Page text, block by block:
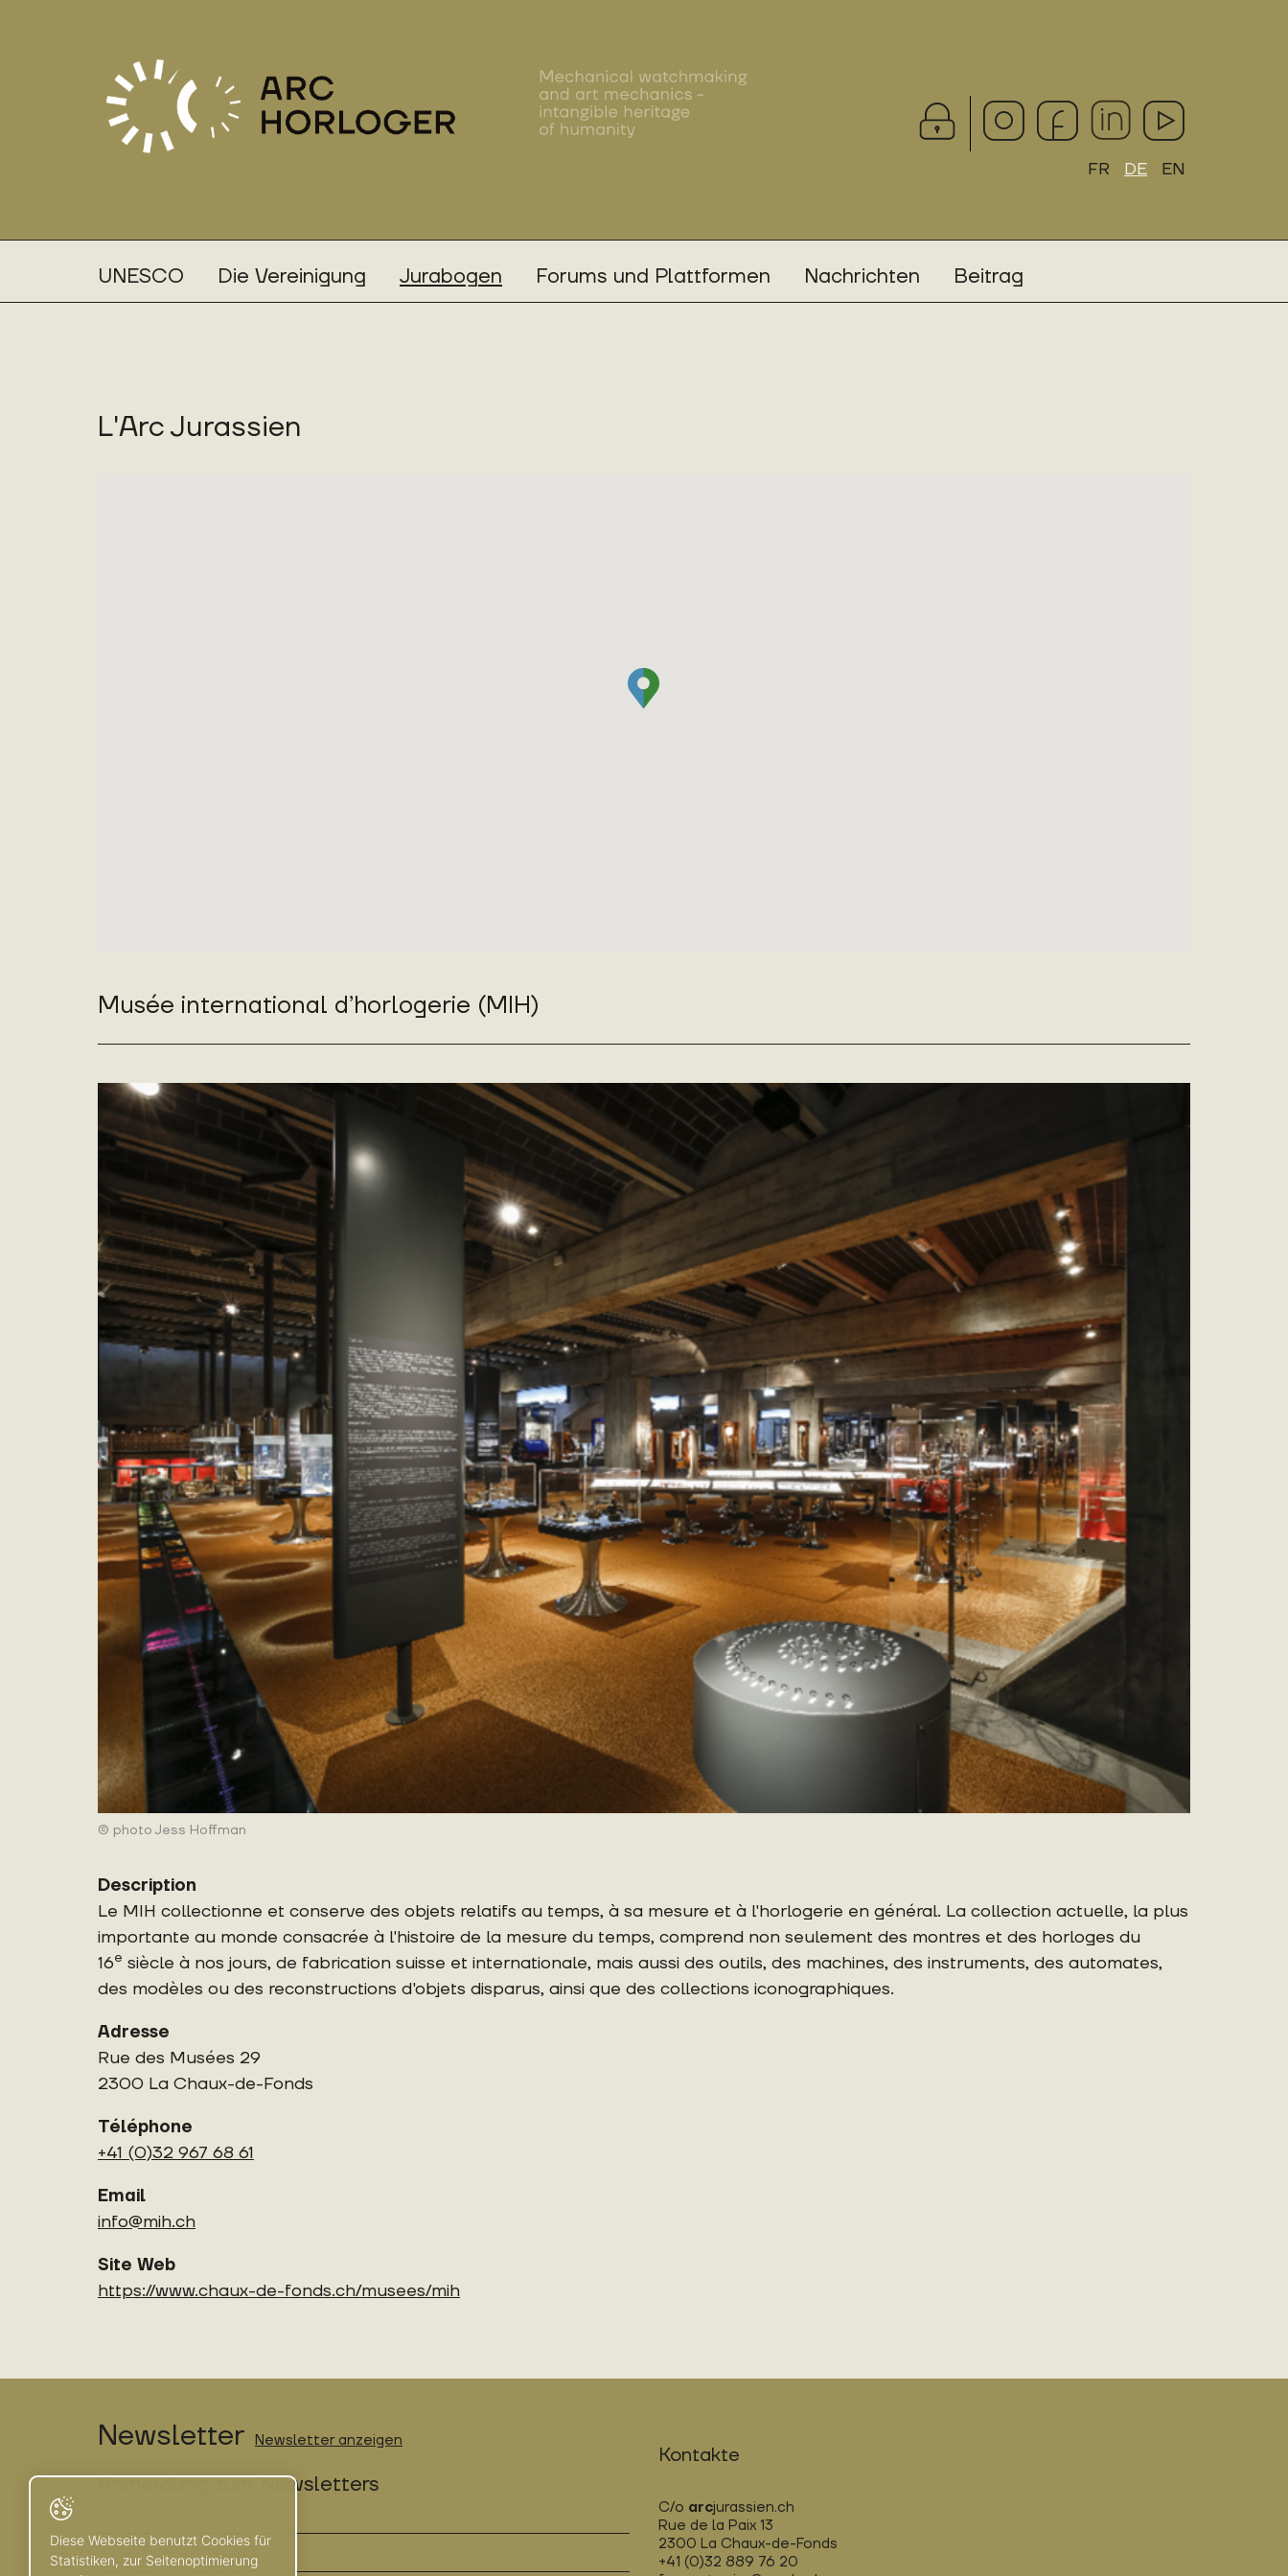
FR DE EN
UNESCO Die Vereinigung Jurabogen Forums und Plattformen Nachrichten Beitrag
L'Arc Jurassien
Musée international d’horlogerie (MIH)
© photo Jess Hoffman
Description
Le MIH collectionne et conserve des objets relatifs au temps, à sa mesure et à l'horlogerie en général. La collection actuelle, la plus
importante au monde consacrée à l'histoire de la mesure du temps, comprend non seulement des montres et des horloges du
16e siècle à nos jours, de fabrication suisse et internationale, mais aussi des outils, des machines, des instruments, des automates,
des modèles ou des reconstructions d'objets disparus, ainsi que des collections iconographiques.
Adresse
Rue des Musées 29
2300 La Chaux-de-Fonds
Téléphone
+41 (0)32 967 68 61
Email
info@mih.ch
Site Web
https://www.chaux-de-fonds.ch/musees/mih
Newsletter Newsletter anzeigen
Anmeldung zum Newsletters
Kontakte
C/o arcjurassien.ch
Rue de la Paix 13
2300 La Chaux-de-Fonds
+41 (0)32 889 76 20
Diese Webseite benutzt Cookies für
Statistiken, zur Seitenoptimierung